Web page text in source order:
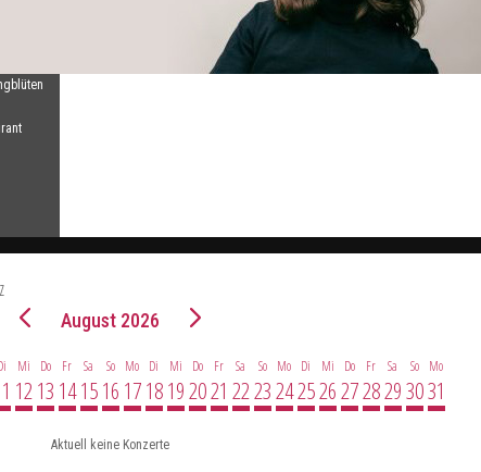
August 2026
Mi
12
Do
13
Fr
14
Sa
15
So
16
Mo
17
Di
18
Mi
19
Do
20
Fr
21
Sa
22
So
23
Mo
24
Di
25
Mi
26
Do
27
Fr
28
Sa
29
So
30
Mo
31
Aktuell keine Konzerte